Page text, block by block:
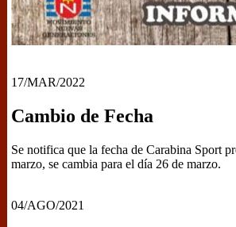
17/MAR/2022
Cambio de Fecha
Se notifica que la fecha de Carabina Sport
marzo, se cambia para el día 26 de marzo.
04/AGO/2021